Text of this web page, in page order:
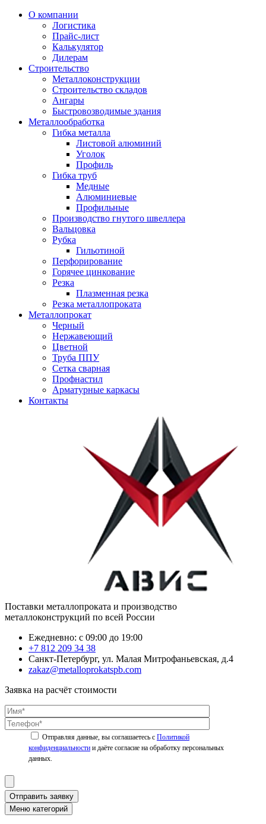
О компании
Логистика
Прайс-лист
Калькулятор
Дилерам
Строительство
Металлоконструкции
Строительство складов
Ангары
Быстровозводимые здания
Металлообработка
Гибка металла
Листовой алюминий
Уголок
Профиль
Гибка труб
Медные
Алюминиевые
Профильные
Производство гнутого швеллера
Вальцовка
Рубка
Гильотиной
Перфорирование
Горячее цинкование
Резка
Плазменная резка
Резка металлопроката
Металлопрокат
Черный
Нержавеющий
Цветной
Труба ППУ
Сетка сварная
Профнастил
Арматурные каркасы
Контакты
Поставки металлопроката и производство
металлоконструкций по всей России
Ежедневно: с 09:00 до 19:00
+7 812 209 34 38
Санкт-Петербург, ул. Малая Митрофаньевская, д.4
zakaz@metalloprokatspb.com
Заявка на расчёт стоимости
Политикой
конфиденциальности
Отправить заявку
Меню категорий